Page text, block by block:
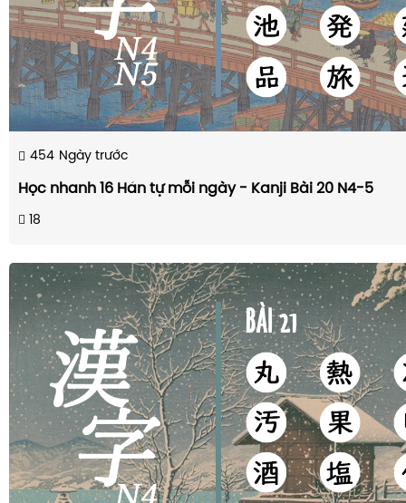
454 Ngày trước
Học nhanh 16 Hán tự mỗi ngày - Kanji Bài 20 N4-5
18